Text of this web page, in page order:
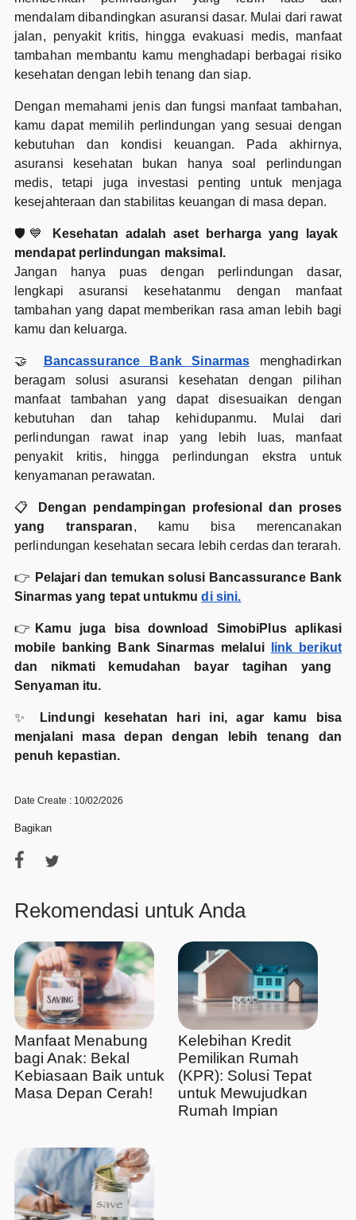
mendalam dibandingkan asuransi dasar. Mulai dari rawat
jalan, penyakit kritis, hingga evakuasi medis, manfaat
tambahan membantu kamu menghadapi berbagai risiko
kesehatan dengan lebih tenang dan siap.
Dengan memahami jenis dan fungsi manfaat tambahan,
kamu dapat memilih perlindungan yang sesuai dengan
kebutuhan dan kondisi keuangan. Pada akhirnya,
asuransi kesehatan bukan hanya soal perlindungan
medis, tetapi juga investasi penting untuk menjaga
kesejahteraan dan stabilitas keuangan di masa depan.
🛡️💙
Kesehatan adalah aset berharga yang layak
mendapat perlindungan maksimal.
Jangan hanya puas dengan perlindungan dasar,
lengkapi asuransi kesehatanmu dengan manfaat
tambahan yang dapat memberikan rasa aman lebih bagi
kamu dan keluarga.
🤝 Bancassurance Bank Sinarmas menghadirkan
beragam solusi asuransi kesehatan dengan pilihan
manfaat tambahan yang dapat disesuaikan dengan
kebutuhan dan tahap kehidupanmu. Mulai dari
perlindungan rawat inap yang lebih luas, manfaat
penyakit kritis, hingga perlindungan ekstra untuk
kenyamanan perawatan.
📋
Dengan pendampingan profesional dan proses
yang transparan, kamu bisa merencanakan
perlindungan kesehatan secara lebih cerdas dan terarah.
👉 Pelajari dan temukan solusi Bancassurance Bank
Sinarmas yang tepat untukmudi sini.
👉 Kamu juga bisa download SimobiPlus aplikasi
mobile banking Bank Sinarmas melalui
link berikut
dan nikmati kemudahan bayar tagihan yang
Senyaman itu.
✨
Lindungi kesehatan hari ini, agar kamu bisa
menjalani masa depan dengan lebih tenang dan
penuh kepastian.
Date Create : 10/02/2026
Bagikan
Rekomendasi untuk Anda
Manfaat Menabung
bagi Anak: Bekal
Kebiasaan Baik untuk
Masa Depan Cerah!
Kelebihan Kredit
Pemilikan Rumah
(KPR): Solusi Tepat
untuk Mewujudkan
Rumah Impian